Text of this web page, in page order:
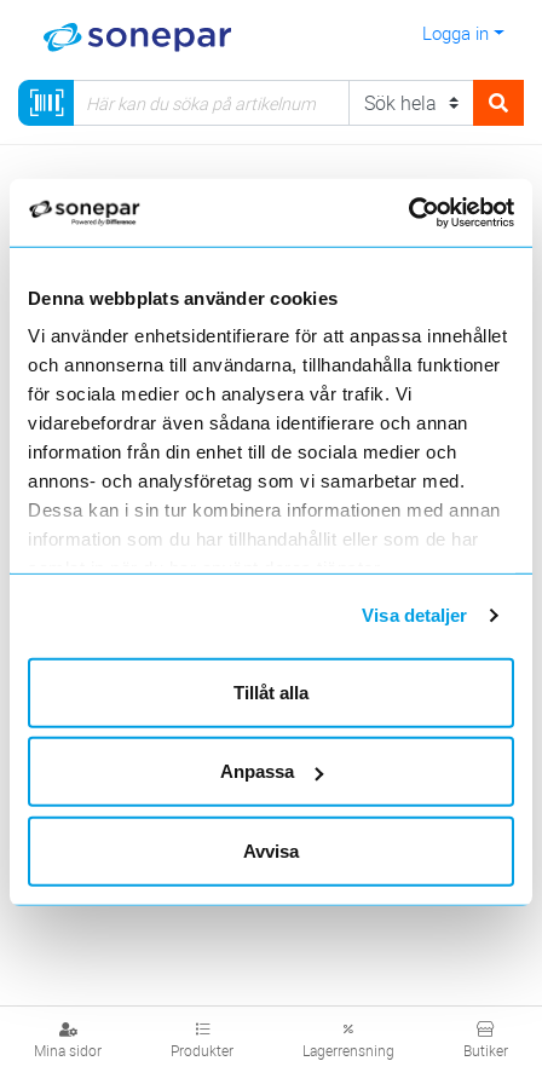
Denna webbplats använder cookies
Vi använder enhetsidentifierare för att anpassa innehållet
och annonserna till användarna, tillhandahålla funktioner
för sociala medier och analysera vår trafik. Vi
vidarebefordrar även sådana identifierare och annan
information från din enhet till de sociala medier och
annons- och analysföretag som vi samarbetar med.
Dessa kan i sin tur kombinera informationen med annan
information som du har tillhandahållit eller som de har
samlat in när du har använt deras tjänster.
Visa detaljer
Tillåt alla
Anpassa
Avvisa
Logga in
Mina sidor Produkter Lagerrensning Butiker
Visa produkter från alla underliggande kategorier
Jerol
Tillbehör Jerol och
ABB
Mätarskåpsstolpe
plast
Visa produkter från alla underliggande kategorier